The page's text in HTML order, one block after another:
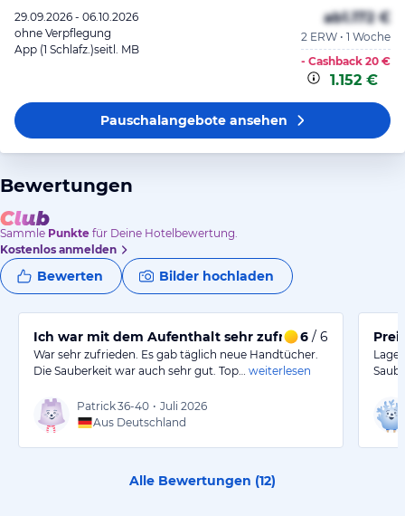
29.09.2026 - 06.10.2026
ohne Verpflegung
App (1 Schlafz.)seitl. MB
ab1.172 €
2 ERW • 1 Woche
- Cashback 20 €
1.152 €
Pauschalangeboteansehen
Bewertungen
Sammle Punkte für Deine Hotelbewertung.
Kostenlos anmelden
Bewerten Bilder hochladen
Ich war mit dem Aufenthalt sehr zufrieden.
6 / 6
War sehr zufrieden. Es gab täglich neue Handtücher.
Die Sauberkeit war auch sehr gut. Top…
weiterlesen
Patrick36-40 • Juli 2026
Aus Deutschland
Lage
Alle Bewertungen (12)